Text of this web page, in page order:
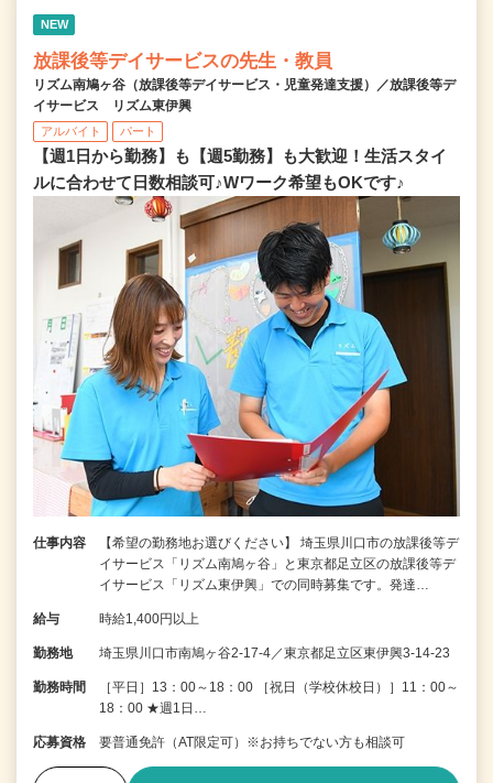
NEW
放課後等デイサービスの先生・教員
リズム南鳩ヶ谷（放課後等デイサービス・児童発達支援）／放課後等デ
イサービス リズム東伊興
アルバイト パート
【週1日から勤務】も【週5勤務】も大歓迎！生活スタイ
ルに合わせて日数相談可♪Wワーク希望もOKです♪
仕事内容
【希望の勤務地お選びください】 埼玉県川口市の放課後等デ
イサービス「リズム南鳩ヶ谷」と東京都足立区の放課後等デ
イサービス「リズム東伊興」での同時募集です。発達…
給与 時給1,400円以上
勤務地 埼玉県川口市南鳩ヶ谷2-17-4／東京都足立区東伊興3-14-23
勤務時間
［平日］13：00～18：00 ［祝日（学校休校日）］11：00～
18：00 ★週1日…
応募資格 要普通免許（AT限定可）※お持ちでない方も相談可